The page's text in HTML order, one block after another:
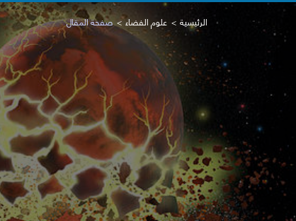
الرئيسية علوم الفضاء صفحة المقال